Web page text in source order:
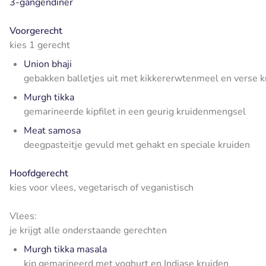
Voorgerecht
kies 1 gerecht
Union bhaji
gebakken balletjes uit met kikkererwtenmeel en verse
Murgh tikka
gemarineerde kipfilet in een geurig kruidenmengsel
Meat samosa
deegpasteitje gevuld met gehakt en speciale kruiden
Hoofdgerecht
kies voor vlees, vegetarisch of veganistisch
Vlees:
je krijgt alle onderstaande gerechten
Murgh tikka masala